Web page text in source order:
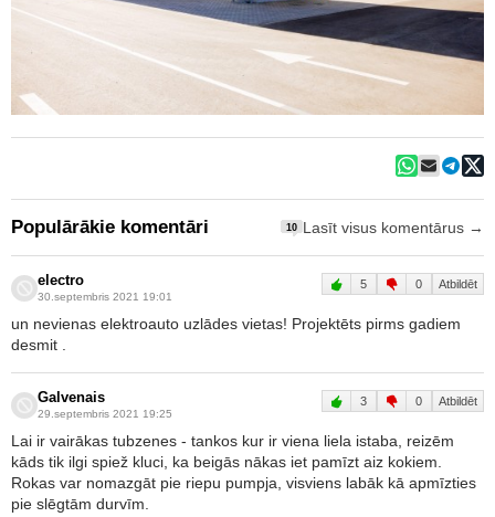
Populārākie komentāri 10 Lasīt visus komentārus →
electro
30.septembris 2021 19:01
5 0 Atbildēt
un nevienas elektroauto uzlādes vietas! Projektēts pirms gadiem
desmit .
Galvenais
29.septembris 2021 19:25
3 0 Atbildēt
Lai ir vairākas tubzenes - tankos kur ir viena liela istaba, reizēm
kāds tik ilgi spiež kluci, ka beigās nākas iet pamīzt aiz kokiem.
Rokas var nomazgāt pie riepu pumpja, visviens labāk kā apmīzties
pie slēgtām durvīm.